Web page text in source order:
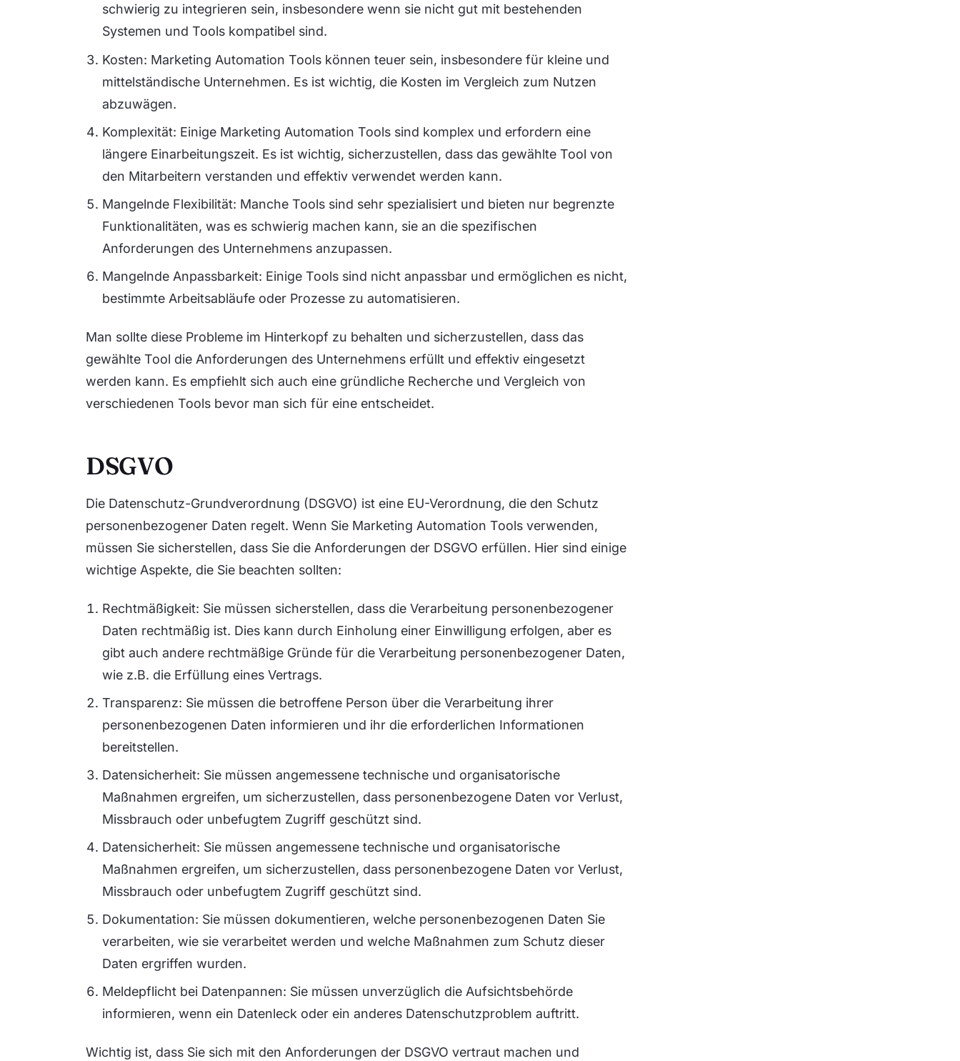
schwierig zu integrieren sein, insbesondere wenn sie nicht gut mit bestehenden
Systemen und Tools kompatibel sind.
Kosten: Marketing Automation Tools können teuer sein, insbesondere für kleine und
mittelständische Unternehmen. Es ist wichtig, die Kosten im Vergleich zum Nutzen
abzuwägen.
Komplexität: Einige Marketing Automation Tools sind komplex und erfordern eine
längere Einarbeitungszeit. Es ist wichtig, sicherzustellen, dass das gewählte Tool von
den Mitarbeitern verstanden und effektiv verwendet werden kann.
Mangelnde Flexibilität: Manche Tools sind sehr spezialisiert und bieten nur begrenzte
Funktionalitäten, was es schwierig machen kann, sie an die spezifischen
Anforderungen des Unternehmens anzupassen.
Mangelnde Anpassbarkeit: Einige Tools sind nicht anpassbar und ermöglichen es nicht,
bestimmte Arbeitsabläufe oder Prozesse zu automatisieren.
Man sollte diese Probleme im Hinterkopf zu behalten und sicherzustellen, dass das
gewählte Tool die Anforderungen des Unternehmens erfüllt und effektiv eingesetzt
werden kann. Es empfiehlt sich auch eine gründliche Recherche und Vergleich von
verschiedenen Tools bevor man sich für eine entscheidet.
DSGVO
Die Datenschutz-Grundverordnung (DSGVO) ist eine EU-Verordnung, die den Schutz
personenbezogener Daten regelt. Wenn Sie Marketing Automation Tools verwenden,
müssen Sie sicherstellen, dass Sie die Anforderungen der DSGVO erfüllen. Hier sind einige
wichtige Aspekte, die Sie beachten sollten:
Rechtmäßigkeit: Sie müssen sicherstellen, dass die Verarbeitung personenbezogener
Daten rechtmäßig ist. Dies kann durch Einholung einer Einwilligung erfolgen, aber es
gibt auch andere rechtmäßige Gründe für die Verarbeitung personenbezogener Daten,
wie z.B. die Erfüllung eines Vertrags.
Transparenz: Sie müssen die betroffene Person über die Verarbeitung ihrer
personenbezogenen Daten informieren und ihr die erforderlichen Informationen
bereitstellen.
Datensicherheit: Sie müssen angemessene technische und organisatorische
Maßnahmen ergreifen, um sicherzustellen, dass personenbezogene Daten vor Verlust,
Missbrauch oder unbefugtem Zugriff geschützt sind.
Datensicherheit: Sie müssen angemessene technische und organisatorische
Maßnahmen ergreifen, um sicherzustellen, dass personenbezogene Daten vor Verlust,
Missbrauch oder unbefugtem Zugriff geschützt sind.
Dokumentation: Sie müssen dokumentieren, welche personenbezogenen Daten Sie
verarbeiten, wie sie verarbeitet werden und welche Maßnahmen zum Schutz dieser
Daten ergriffen wurden.
Meldepflicht bei Datenpannen: Sie müssen unverzüglich die Aufsichtsbehörde
informieren, wenn ein Datenleck oder ein anderes Datenschutzproblem auftritt.
Wichtig ist, dass Sie sich mit den Anforderungen der DSGVO vertraut machen und